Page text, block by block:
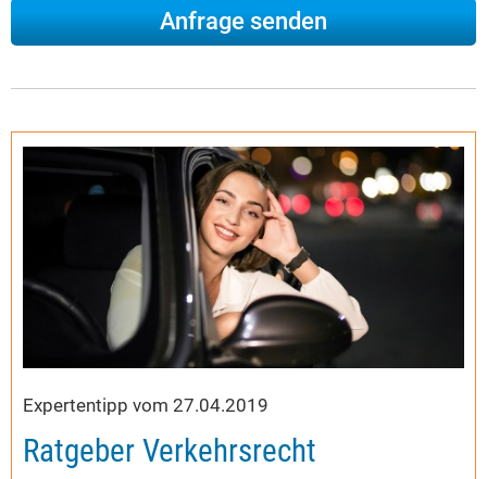
Expertentipp vom 27.04.2019
Ratgeber Verkehrsrecht